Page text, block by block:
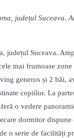
județul Suceava.
județul Suceava.
mai frumoase
generos și 2 băi,
copiilor. La
o vedere
dormitor
o serie de facilități